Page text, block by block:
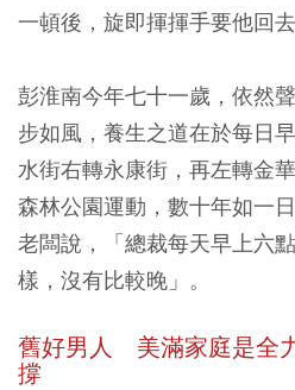
一頓後，旋即揮揮手要他回去
彭淮南今年七十一歲，依然
步如風，養生之道在於每日
水街右轉永康街，再左轉金
森林公園運動，數十年如一
老闆說，「總裁每天早上六
樣，沒有比較晚」。
舊好男人 美滿家庭是全
撐